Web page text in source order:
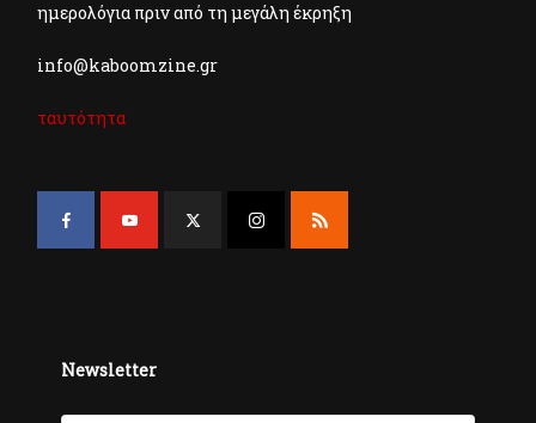
ημερολόγια πριν από τη μεγάλη έκρηξη
info@kaboomzine.gr
ταυτότητα
Newsletter